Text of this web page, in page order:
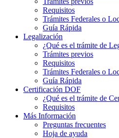
Requisitos
Trámites Federales o
Guía Rápida
Legalización
¿Qué es el trámite de
Trámites previos
Requisitos
Trámites Federales o
Guía Rápida
Certificación DOF
¿Qué es el trámite de
Requisitos
Más Información
Preguntas frecuentes
Hoja de ayuda